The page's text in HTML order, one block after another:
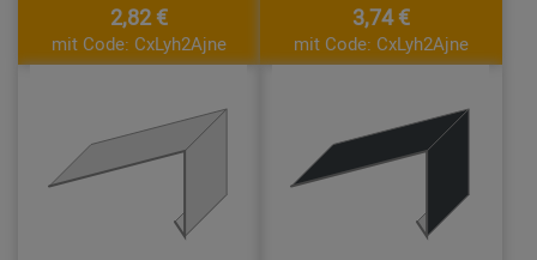
2,82 €
mit Code: CxLyh2Ajne
3,74 €
mit Code: CxLyh2Ajne